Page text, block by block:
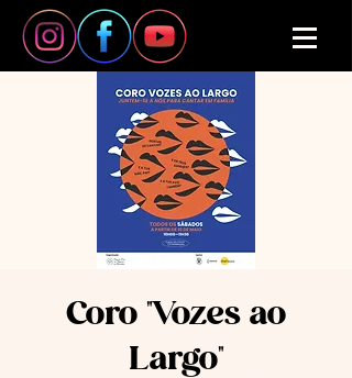
Coro "Vozes ao
Largo"